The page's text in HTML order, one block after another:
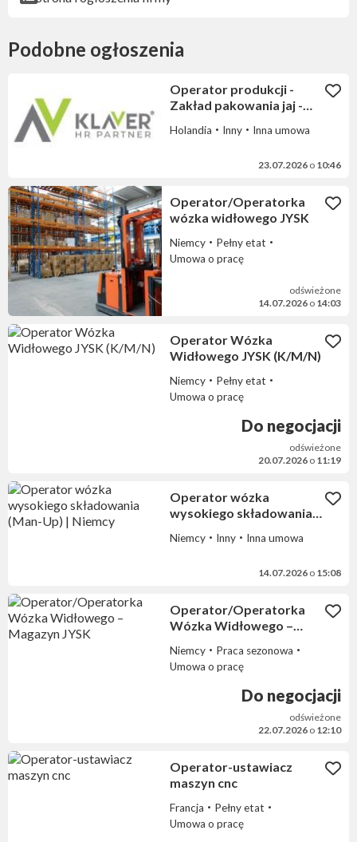
Podobne ogłoszenia
Operator produkcji -
Zakład pakowania jaj -
Holandia Inny Inna umowa
23.07.2026 o 10:46
Operator/Operatorka
wózka widłowego JYSK
Niemcy
Pełny etat
Umowa o pracę
odświeżone
14.07.2026 o 14:03
Operator Wózka
Widłowego JYSK (K/M/N)
Niemcy
Pełny etat
Umowa o pracę
Do negocjacji
odświeżone
20.07.2026 o 11:19
Operator wózka
wysokiego składowania
Niemcy Inny Inna umowa
14.07.2026 o 15:08
Operator/Operatorka
Wózka Widłowego –
Niemcy
Praca sezonowa
Umowa o pracę
Do negocjacji
odświeżone
22.07.2026 o 12:10
Operator-ustawiacz
maszyn cnc
Francja
Pełny etat
Umowa o pracę